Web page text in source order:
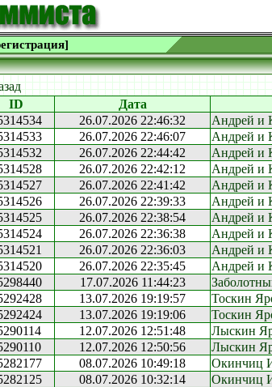
ID
Дата
26.07.2026 22:46:32 Андрей и
26.07.2026 22:46:07 Андрей и
26.07.2026 22:44:42 Андрей и
26.07.2026 22:42:12 Андрей и
26.07.2026 22:41:42 Андрей и
26.07.2026 22:39:33 Андрей и
26.07.2026 22:38:54 Андрей и
26.07.2026 22:36:38 Андрей и
26.07.2026 22:36:03 Андрей и
26.07.2026 22:35:45 Андрей и
17.07.2026 11:44:23
13.07.2026 19:19:57 Тоскин
13.07.2026 19:19:06 Тоскин
12.07.2026 12:51:48 Лыскин
12.07.2026 12:50:56 Лыскин
08.07.2026 10:49:18 Окинчиц
08.07.2026 10:32:14 Окинчиц